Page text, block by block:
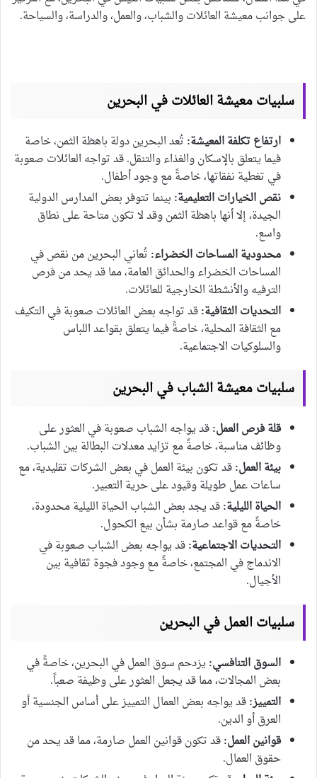
على جوانب معيشة العائلات والشباب، والعمل، والدراسة، والسياحة.
سلبيات معيشة العائلات في البحرين
ارتفاع تكلفة المعيشة: تُعد البحرين دولة باهظة الثمن، خاصة
فيما يتعلق بالإسكان والغذاء والتنقل. قد تواجه العائلات صعوبة
في تغطية نفقاتها، خاصةً مع وجود أطفال.
نقص الخيارات التعليمية: بينما تتوفر بعض المدارس الدولية
الجيدة، إلا أنها باهظة الثمن وقد لا تكون متاحة على نطاق
واسع.
محدودية المساحات الخضراء: تُعاني البحرين من نقص في
المساحات الخضراء والحدائق العامة، مما قد يحد من فرص
الترفيه والأنشطة الخارجية للعائلات.
التحديات الثقافية:قد تواجه بعض العائلات صعوبة في التكيف
مع الثقافة المحلية، خاصةً فيما يتعلق بقواعد اللباس
والسلوكيات الاجتماعية.
سلبيات معيشة الشباب في البحرين
قلة فرص العمل:قد يواجه الشباب صعوبة في العثور على
وظائف مناسبة، خاصةً مع تزايد معدلات البطالة بين الشباب.
بيئة العمل:قد تكون بيئة العمل في بعض الشركات تقليدية، مع
ساعات عمل طويلة وقيود على حرية التعبير.
الحياة الليلية:قد يجد بعض الشباب الحياة الليلية محدودة،
خاصةً مع قواعد صارمة بشأن بيع الكحول.
التحديات الاجتماعية:قد يواجه بعض الشباب صعوبة في
الاندماج في المجتمع، خاصةً مع وجود فجوة ثقافية بين
الأجيال.
سلبيات العمل في البحرين
السوق التنافسي:يزدحم سوق العمل في البحرين، خاصةً في
بعض المجالات، مما قد يجعل العثور على وظيفة صعباً.
التمييز:قد يواجه بعض العمال التمييز على أساس الجنسية أو
العرق أو الدين.
قوانين العمل:قد تكون قوانين العمل صارمة، مما قد يحد من
حقوق العمال.